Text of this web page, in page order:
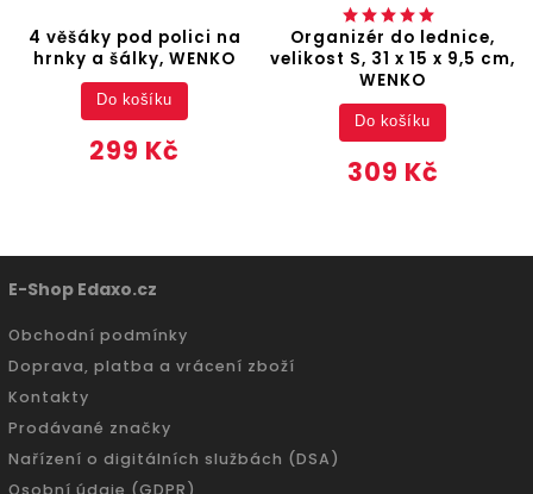
4 věšáky pod polici na
hrnky a šálky, WENKO
299 Kč
Do košíku
Organizér do lednice,
velikost S, 31 x 15 x 9,5 cm,
WENKO
309 Kč
Do košíku
E-Shop Edaxo.cz
Obchodní podmínky
Doprava, platba a vrácení zboží
Kontakty
Prodávané značky
Nařízení o digitálních službách (DSA)
Osobní údaje (GDPR)